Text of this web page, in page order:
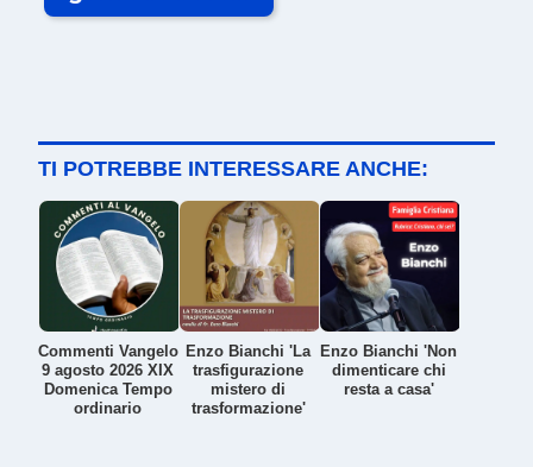
TI POTREBBE INTERESSARE ANCHE:
Commenti Vangelo
9 agosto 2026 XIX
Domenica Tempo
ordinario
Enzo Bianchi 'La
trasfigurazione
mistero di
trasformazione'
Enzo Bianchi 'Non
dimenticare chi
resta a casa'